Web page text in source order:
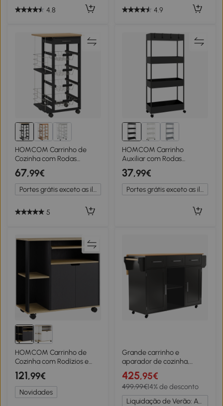
4.8 4.9
HOMCOM Carrinho de
Cozinha com Rodas
Carrinho Auxiliar com
Gaveta 4 Cestas Amovíveis
de Metal e Prateleiras
Laterais 47x37x83 cm
67,99€
Portes grátis exceto as ilhas
5
HOMCOM Carrinho
Auxiliar com Rodas
Carrinho de
Armazenamento com 4
Cestas e 4 Ganchos
Amovíveis 40x19x90 cm
37,99€
Portes grátis exceto as ilhas
HOMCOM Carrinho de
Cozinha com Rodízios e
Armazenamento Armário
Prateleiras Ajustáveis para
Cozinha Sala de Estar Sala
de Jantar Preto
121,99€
Novidades
Grande carrinho e
aparador de cozinha,
tampo de trabalho
dobrável, muito espaço de
arrumação, 139x46x91,5
cm, Preto
425,95€
499,99€14% de desconto
Liquidação de Verão: Até -20%